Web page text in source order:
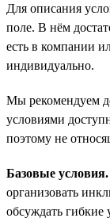
Для описания
поле. В нём
есть в компании
индивидуально.
Мы рекомендуем
условиями
поэтому не
Базовые условия.
организовать
обсуждать гибкие